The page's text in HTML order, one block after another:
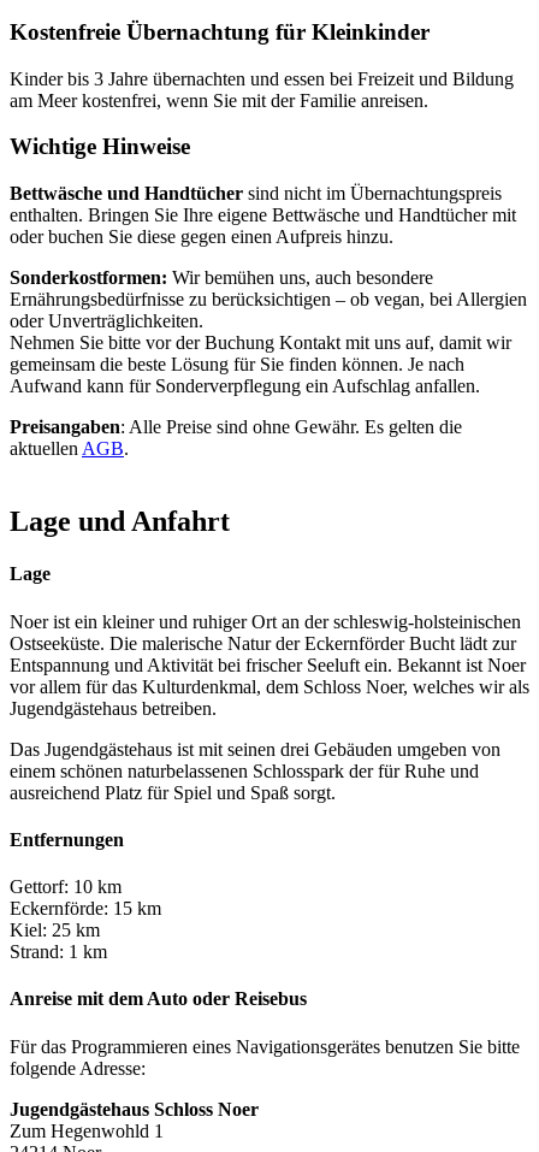
Kostenfreie Übernachtung für Kleinkinder
Kinder bis 3 Jahre übernachten und essen bei Freizeit und Bildung
am Meer kostenfrei, wenn Sie mit der Familie anreisen.
Wichtige Hinweise
Bettwäsche und Handtücher sind nicht im Übernachtungspreis
enthalten. Bringen Sie Ihre eigene Bettwäsche und Handtücher mit
oder buchen Sie diese gegen einen Aufpreis hinzu.
Sonderkostformen: Wir bemühen uns, auch besondere
Ernährungsbedürfnisse zu berücksichtigen – ob vegan, bei Allergien
oder Unverträglichkeiten.
Nehmen Sie bitte vor der Buchung Kontakt mit uns auf, damit wir
gemeinsam die beste Lösung für Sie finden können. Je nach
Aufwand kann für Sonderverpflegung ein Aufschlag anfallen.
Preisangaben: Alle Preise sind ohne Gewähr. Es gelten die
aktuellen AGB.
Lage und Anfahrt
Lage
Noer ist ein kleiner und ruhiger Ort an der schleswig-holsteinischen
Ostseeküste. Die malerische Natur der Eckernförder Bucht lädt zur
Entspannung und Aktivität bei frischer Seeluft ein. Bekannt ist Noer
vor allem für das Kulturdenkmal, dem Schloss Noer, welches wir als
Jugendgästehaus betreiben.
Das Jugendgästehaus ist mit seinen drei Gebäuden umgeben von
einem schönen naturbelassenen Schlosspark der für Ruhe und
ausreichend Platz für Spiel und Spaß sorgt.
Entfernungen
Gettorf: 10 km
Eckernförde: 15 km
Kiel: 25 km
Strand: 1 km
Anreise mit dem Auto oder Reisebus
Für das Programmieren eines Navigationsgerätes benutzen Sie bitte
folgende Adresse:
Jugendgästehaus Schloss Noer
Zum Hegenwohld 1